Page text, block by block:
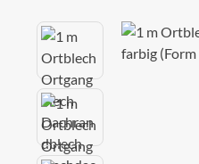
Bildergalerie überspringen